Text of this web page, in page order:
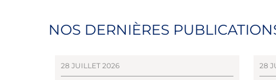
NOS DERNIÈRES
28 JUILLET 2026 28